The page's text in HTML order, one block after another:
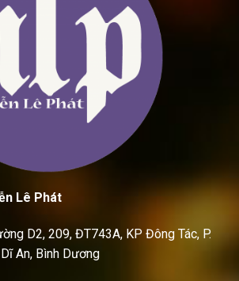
Lê Phát
D2, 209, ĐT743A, KP Đông Tác, P.
An, Bình Dương